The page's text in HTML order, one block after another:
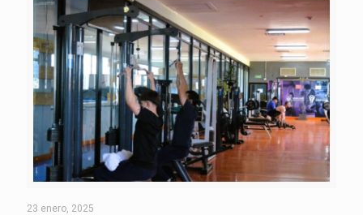
23 enero, 2025